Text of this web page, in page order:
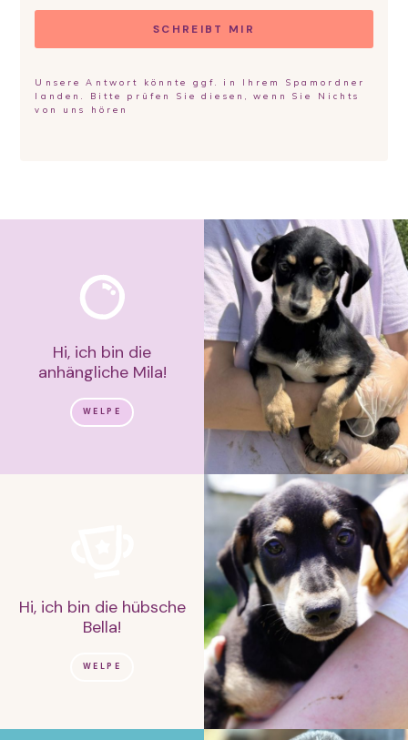
SCHREIBT MIR
Unsere Antwort könnte ggf. in Ihrem Spamordner
landen. Bitte prüfen Sie diesen, wenn Sie Nichts
von uns hören
Hi, ich bin die
anhängliche Mila!
WELPE
Hi, ich bin die hübsche
Bella!
WELPE